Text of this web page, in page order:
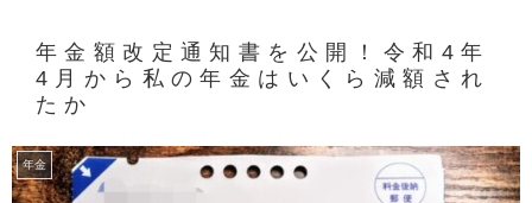
年金額改定通知書を公開！令和4年
4月から私の年金はいくら減額され
たか
年金